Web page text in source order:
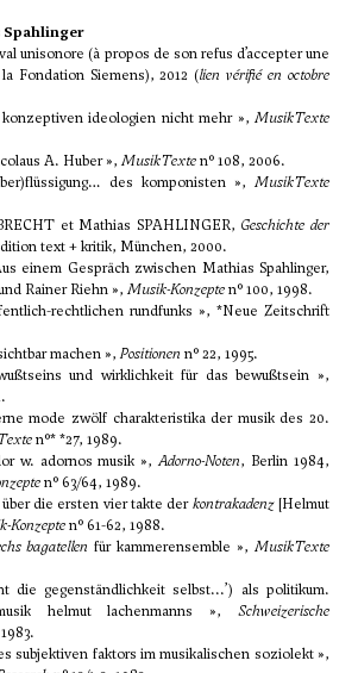
Spahlinger
unisonore (à propos de son refus d’accepter une
Fondation Siemens), 2012 (lien vérifié en octobre
ideologien nicht mehr », MusikTexte
A. Huber », MusikTexten° 108, 2006.
des komponisten », MusikTexte
et Mathias SPAHLINGER, Geschichte der
text + kritik, München, 2000.
einem Gespräch zwischen Mathias Spahlinger,
Rainer Riehn », Musik-Konzepten° 100, 1998.
rechtlichen rundfunks », *Neue Zeitschrift
machen »,Positionen n° 22, 1995.
und wirklichkeit für das bewußtsein »,
mode zwölf charakteristika der musik des 20.
n°* *27, 1989.
w. adornos musik »,Adorno-Noten, Berlin 1984,
n° 63/64, 1989.
die ersten vier takte derkontrakadenz[Helmut
Konzepten° 61-62, 1988.
bagatellen für kammerensemble »,MusikTexte
die gegenständlichkeit selbst...’) als politikum.
helmut lachenmanns », Schweizerische
subjektiven faktors im musikalischen soziolekt »,